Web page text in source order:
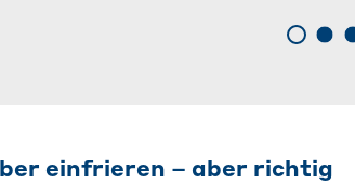
einfrieren – aber richtig